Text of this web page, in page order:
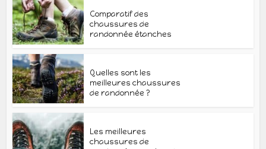
Comparatif des
chaussures de
randonnée étanches
Quelles sont les
meilleures chaussures
de randonnée ?
Les meilleures
chaussures de